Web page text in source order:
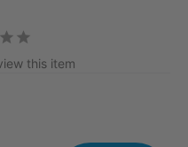
this item